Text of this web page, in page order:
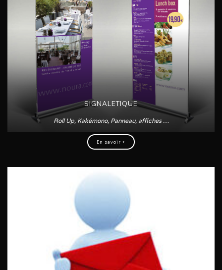
SIGNALETIQUE
Roll Up, Kakémono, Panneau, affiches …
En savoir +